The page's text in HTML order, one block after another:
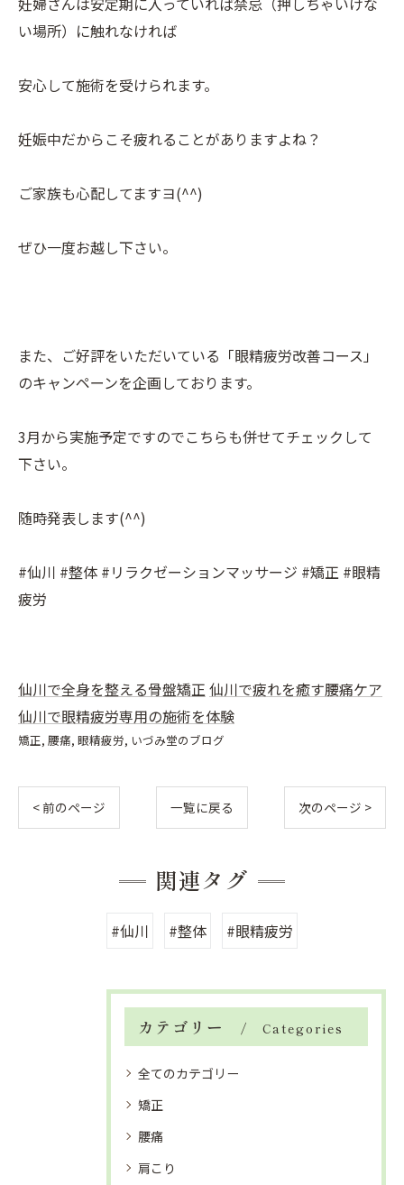
い場所）に触れなければ
安心して施術を受けられます。
妊娠中だからこそ疲れることがありますよね？
ご家族も心配してますヨ(^^)
ぜひ一度お越し下さい。
また、ご好評をいただいている「眼精疲労改善コース」
のキャンペーンを企画しております。
3月から実施予定ですのでこちらも併せてチェックして
下さい。
随時発表します(^^)
#仙川 #整体 #リラクゼーションマッサージ #矯正 #眼精
疲労
仙川で全身を整える骨盤矯正 仙川で疲れを癒す腰痛ケア
仙川で眼精疲労専用の施術を体験
矯正 腰痛 眼精疲労 いづみ堂のブログ
< 前のページ 一覧に戻る 次のページ >
関連タグ
#仙川 #整体 #眼精疲労
カテゴリー Categories
全てのカテゴリー
矯正
腰痛
肩こり